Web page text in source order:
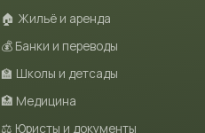
🏠 Жильё и аренда
💰 Банки и переводы
🏫 Школы и детсады
🏥 Медицина
⚖️ Юристы и документы